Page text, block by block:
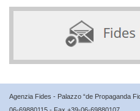
Agenzia Fides - Palazzo “de Propaganda